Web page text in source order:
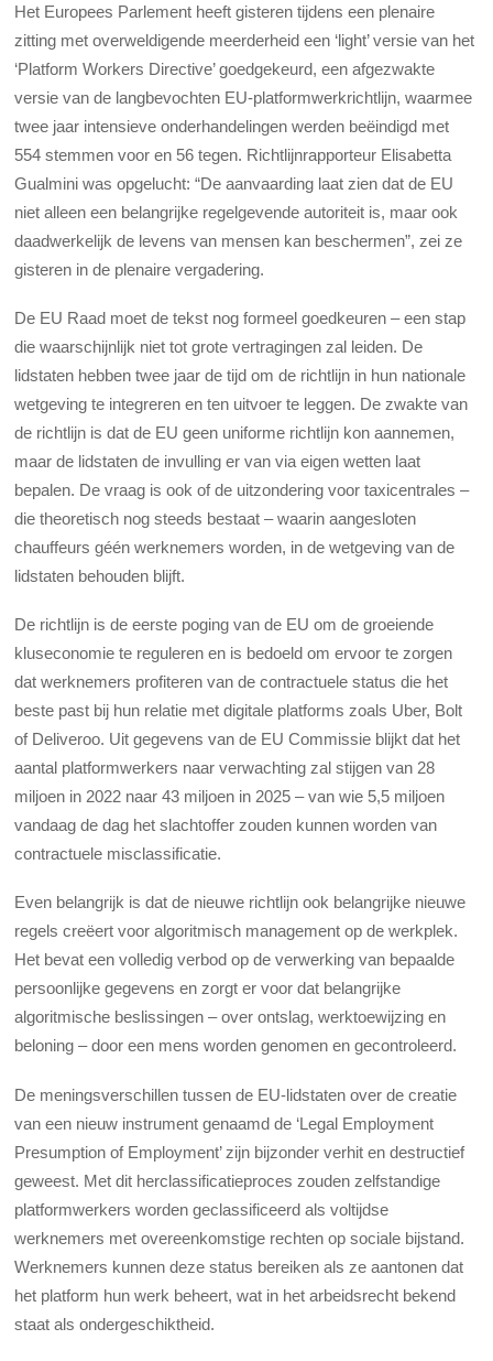
Het Europees Parlement heeft gisteren tijdens een plenaire
zitting met overweldigende meerderheid een ‘light’ versie van het
‘Platform Workers Directive’ goedgekeurd, een afgezwakte
versie van de langbevochten EU-platformwerkrichtlijn, waarmee
twee jaar intensieve onderhandelingen werden beëindigd met
554 stemmen voor en 56 tegen. Richtlijnrapporteur Elisabetta
Gualmini was opgelucht: “De aanvaarding laat zien dat de EU
niet alleen een belangrijke regelgevende autoriteit is, maar ook
daadwerkelijk de levens van mensen kan beschermen”, zei ze
gisteren in de plenaire vergadering.
De EU Raad moet de tekst nog formeel goedkeuren – een stap
die waarschijnlijk niet tot grote vertragingen zal leiden. De
lidstaten hebben twee jaar de tijd om de richtlijn in hun nationale
wetgeving te integreren en ten uitvoer te leggen. De zwakte van
de richtlijn is dat de EU geen uniforme richtlijn kon aannemen,
maar de lidstaten de invulling er van via eigen wetten laat
bepalen. De vraag is ook of de uitzondering voor taxicentrales –
die theoretisch nog steeds bestaat – waarin aangesloten
chauffeurs géén werknemers worden, in de wetgeving van de
lidstaten behouden blijft.
De richtlijn is de eerste poging van de EU om de groeiende
kluseconomie te reguleren en is bedoeld om ervoor te zorgen
dat werknemers profiteren van de contractuele status die het
beste past bij hun relatie met digitale platforms zoals Uber, Bolt
of Deliveroo. Uit gegevens van de EU Commissie blijkt dat het
aantal platformwerkers naar verwachting zal stijgen van 28
miljoen in 2022 naar 43 miljoen in 2025 – van wie 5,5 miljoen
vandaag de dag het slachtoffer zouden kunnen worden van
contractuele misclassificatie.
Even belangrijk is dat de nieuwe richtlijn ook belangrijke nieuwe
regels creëert voor algoritmisch management op de werkplek.
Het bevat een volledig verbod op de verwerking van bepaalde
persoonlijke gegevens en zorgt er voor dat belangrijke
algoritmische beslissingen – over ontslag, werktoewijzing en
beloning – door een mens worden genomen en gecontroleerd.
De meningsverschillen tussen de EU-lidstaten over de creatie
van een nieuw instrument genaamd de ‘Legal Employment
Presumption of Employment’ zijn bijzonder verhit en destructief
geweest. Met dit herclassificatieproces zouden zelfstandige
platformwerkers worden geclassificeerd als voltijdse
werknemers met overeenkomstige rechten op sociale bijstand.
Werknemers kunnen deze status bereiken als ze aantonen dat
het platform hun werk beheert, wat in het arbeidsrecht bekend
staat als ondergeschiktheid.